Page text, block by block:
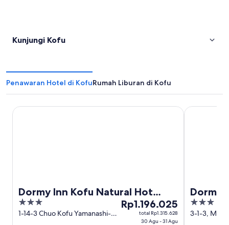
Kunjungi Kofu
Penawaran Hotel di KofuRumah Liburan di Kofu
Dormy Inn Kofu Natural Hot
Spring
3
out
1-14-3 Chuo Kofu Yamanashi-
Harga
Rp1.196.025
Rp1.196.025
total Rp1.315.628
30 Agu - 31 Agu
Dormy Inn Kofu Natural Hot Spring
Dormy
3
out
3-1-3,
Dormy Inn